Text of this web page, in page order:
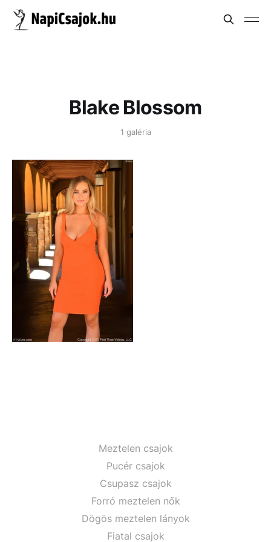
Blake Blossom
1 galéria
Meztelen csajok
Pucér csajok
Csupasz csajok
Forró meztelen nők
Dögös meztelen lányok
Fiatal csajok